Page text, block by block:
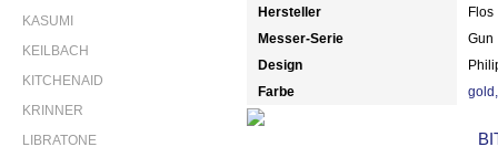
KASUMI
KEILBACH
KITCHENAID
KRINNER
LIBRATONE
Hersteller
Flos
Messer-Serie
Gun
Design
Farbe